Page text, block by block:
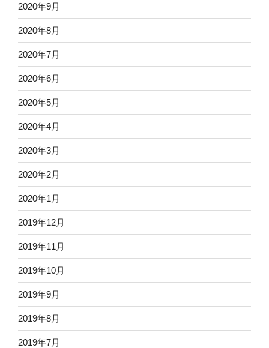
2020年9月
2020年8月
2020年7月
2020年6月
2020年5月
2020年4月
2020年3月
2020年2月
2020年1月
2019年12月
2019年11月
2019年10月
2019年9月
2019年8月
2019年7月